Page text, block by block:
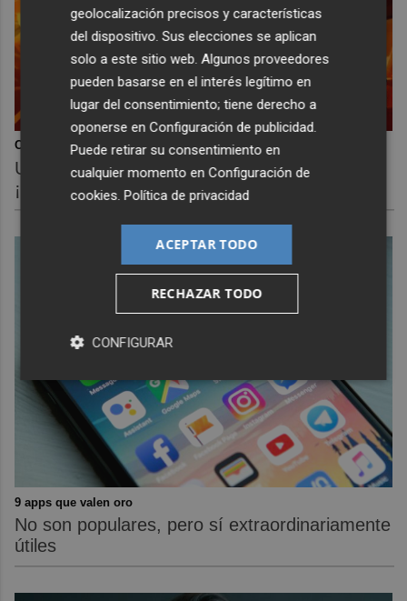
Corepunk MMORPG
Un verdadero MMORPG de la vieja escuela
¡Cómo los de antes, pero mejor!
9 apps que valen oro
No son populares, pero sí extraordinariamente
útiles
geolocalización precisos y características
del dispositivo. Sus elecciones se aplican
solo a este sitio web. Algunos proveedores
pueden basarse en el interés legítimo en
lugar del consentimiento; tiene derecho a
oponerse enConfiguración de publicidad
Puede retirar su consentimiento en
cualquier momento enConfiguración de
cookies .Política de privacidad
ACEPTAR TODO
RECHAZAR TODO
CONFIGURAR